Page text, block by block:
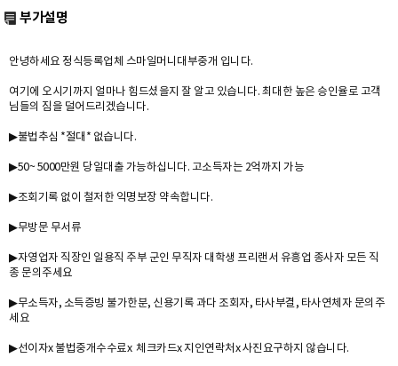
부가설명
안녕하세요 정식등록업체 스마일머니대부중개 입니다.
여기에 오시기까지 얼마나 힘드셨을지 잘 알고 있습니다. 최대한 높은 승인율로 고객
님들의 짐을 덜어드리겠습니다.
▶불법추심 *절대* 없습니다.
▶50~ 5000만원 당일대출 가능하십니다. 고소득자는 2억까지 가능
▶조회기록 없이 철저한 익명보장 약속합니다.
▶무방문 무서류
▶자영업자 직장인 일용직 주부 군인 무직자 대학생 프리랜서 유흥업 종사자 모든 직
종 문의주세요
▶무소득자, 소득증빙 불가한분, 신용기록 과다 조회자, 타사부결, 타사연체자 문의주
세요
▶선이자x 불법중개수수료x 체크카드x 지인연락처x 사진요구하지 않습니다.